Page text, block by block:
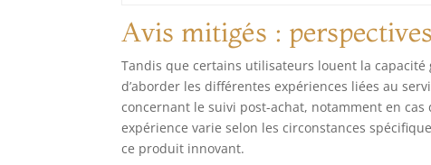
Avis mitigés :
Tandis que certains utilisateurs louent la
d’aborder les différentes expériences liées au
concernant le suivi post-achat, notamment en
expérience varie selon les circonstances
ce produit innovant.